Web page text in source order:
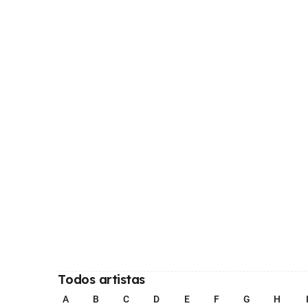
Todos artistas
A B C D E F G H I